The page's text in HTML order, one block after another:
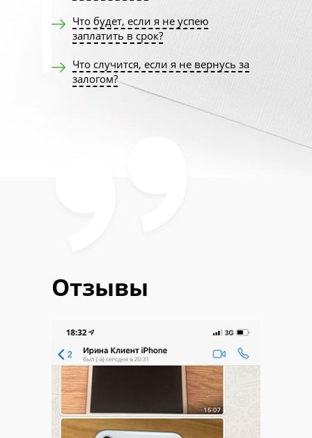
Что будет, если я не успею
заплатить в срок?
Что случится, если я не вернусь за
залогом?
Отзывы